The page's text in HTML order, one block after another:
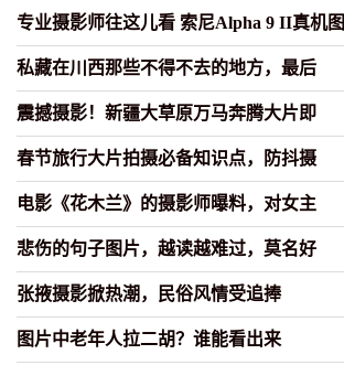
专业摄影师往这儿看 索尼Alpha 9 II真机图
私藏在川西那些不得不去的地方，最后
震撼摄影！新疆大草原万马奔腾大片即
春节旅行大片拍摄必备知识点，防抖摄
电影《花木兰》的摄影师曝料，对女主
悲伤的句子图片，越读越难过，莫名好
张掖摄影掀热潮，民俗风情受追捧
图片中老年人拉二胡？谁能看出来